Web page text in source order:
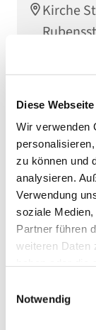
Diese
Wir verwenden
zu können und
analysieren.
Verwendung
soziale
Partner führen
weiteren Daten
Notwendig
Kirche